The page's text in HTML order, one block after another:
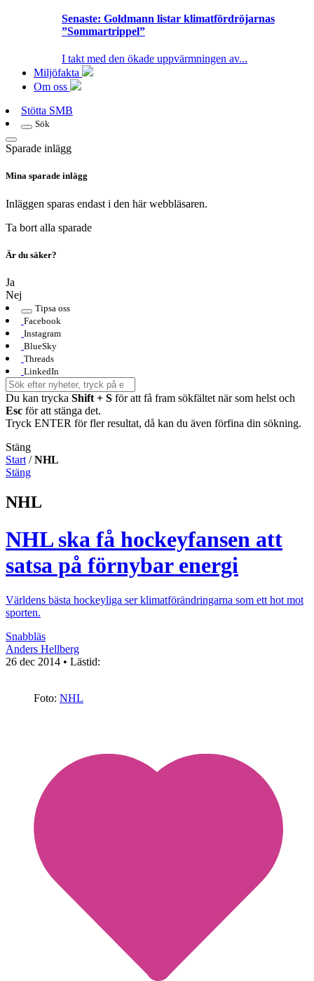
Senaste: Goldmann listar klimatfördröjarnas
”Sommartrippel”
I takt med den ökade uppvärmningen av...
Miljöfakta
Om oss
Stötta SMB
Sök
Sparade inlägg
Mina sparade inlägg
Inläggen sparas endast i den här webbläsaren.
Ta bort alla sparade
Är du säker?
Ja
Nej
Tipsa oss
Facebook
Instagram
BlueSky
Threads
LinkedIn
Du kan trycka Shift + S för att få fram sökfältet när som helst och
Esc för att stänga det.
Tryck ENTER för fler resultat, då kan du även förfina din sökning.
Stäng
Start /NHL
Stäng
NHL
NHL ska få hockeyfansen att
satsa på förnybar energi
Världens bästa hockeyliga ser klimatförändringarna som ett hot mot
sporten.
Snabbläs
Anders Hellberg
26 dec 2014 • Lästid:
Foto: NHL